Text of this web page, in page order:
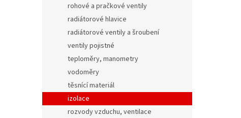
rohové a pračkové ventily
radiátorové hlavice
radiátorové ventily a šroubení
ventily pojistné
teploměry, manometry
vodoměry
těsnící materiál
izolace
rozvody vzduchu, ventilace